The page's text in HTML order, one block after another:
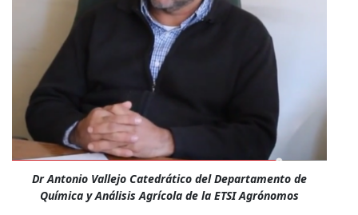
Dr Antonio Vallejo Catedrático del Departamento de
Química y Análisis Agrícola de la ETSI Agrónomos